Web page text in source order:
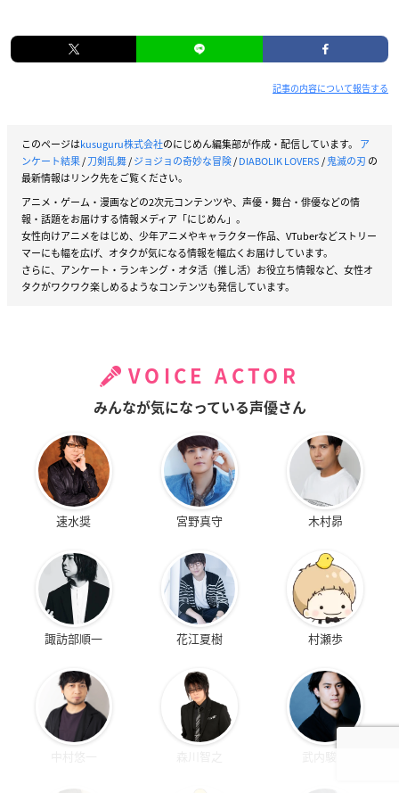
記事の内容について報告する
このページはkusuguru株式会社のにじめん編集部が作成・配信しています。 ア
ンケート結果/刀剣乱舞/ジョジョの奇妙な冒険/DIABOLIK LOVERS/鬼滅の刃 の
最新情報はリンク先をご覧ください。
アニメ・ゲーム・漫画などの2次元コンテンツや、声優・舞台・俳優などの情
報・話題をお届けする情報メディア「にじめん」。
女性向けアニメをはじめ、少年アニメやキャラクター作品、VTuberなどストリー
マーにも幅を広げ、オタクが気になる情報を幅広くお届けしています。
さらに、アンケート・ランキング・オタ活（推し活）お役立ち情報など、女性オ
タクがワクワク楽しめるようなコンテンツも発信しています。
VOICE ACTOR
みんなが気になっている声優さん
速水奨 宮野真守 木村昴
諏訪部順一 花江夏樹 村瀬歩